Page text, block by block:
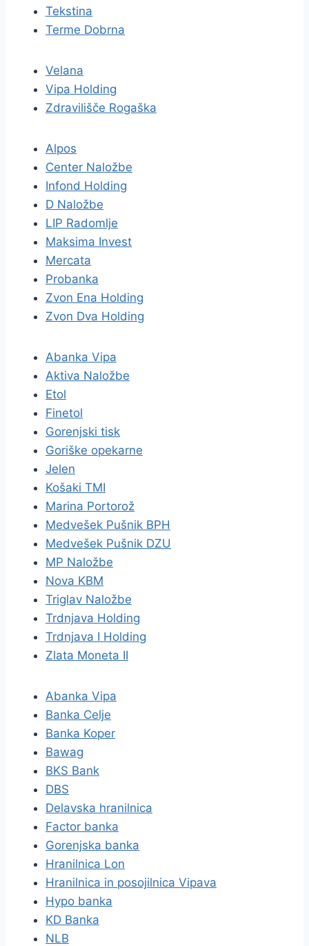
Tekstina
Terme Dobrna
Velana
Vipa Holding
Zdravilišče Rogaška
Alpos
Center Naložbe
Infond Holding
D Naložbe
LIP Radomlje
Maksima Invest
Mercata
Probanka
Zvon Ena Holding
Zvon Dva Holding
Abanka Vipa
Aktiva Naložbe
Etol
Finetol
Gorenjski tisk
Goriške opekarne
Jelen
Košaki TMI
Marina Portorož
Medvešek Pušnik BPH
Medvešek Pušnik DZU
MP Naložbe
Nova KBM
Triglav Naložbe
Trdnjava Holding
Trdnjava I Holding
Zlata Moneta II
Abanka Vipa
Banka Celje
Banka Koper
Bawag
BKS Bank
DBS
Delavska hranilnica
Factor banka
Gorenjska banka
Hranilnica Lon
Hranilnica in posojilnica Vipava
Hypo banka
KD Banka
NLB